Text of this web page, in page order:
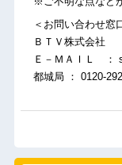
＜お問い合わせ窓
ＢＴＶ株式会社
Ｅ－ＭＡＩＬ ：
都城局 ： 0120-